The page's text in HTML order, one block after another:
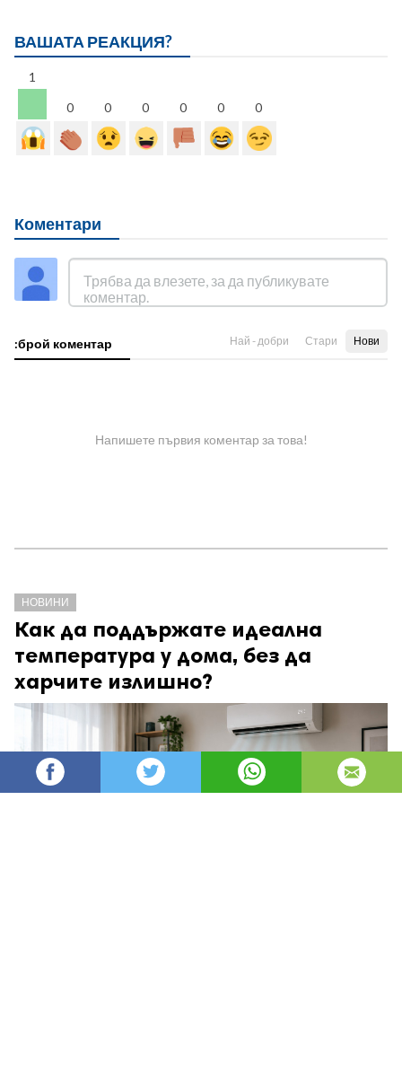
ВАШАТА РЕАКЦИЯ?
1
0
0 0 0 0 0
Коментари
:брой коментар Най - добри Стари Нови
Напишете първия коментар за това!
НОВИНИ
Как да поддържате идеална
температура у дома, без да
харчите излишно?